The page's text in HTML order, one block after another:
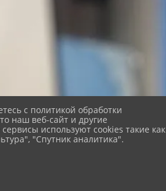
с политикой обработки
наш веб-сайт и другие
используют cookies такие как
"Спутник аналитика".